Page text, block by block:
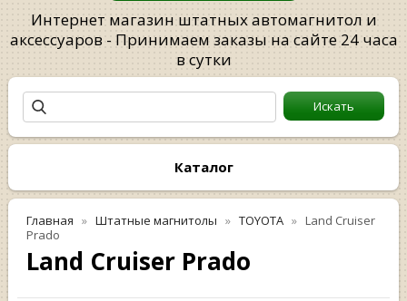
Интернет магазин штатных автомагнитол и
аксессуаров - Принимаем заказы на сайте 24 часа
в сутки
Каталог
Главная Штатные магнитолы TOYOTA
Land Cruiser
Prado
Land Cruiser Prado